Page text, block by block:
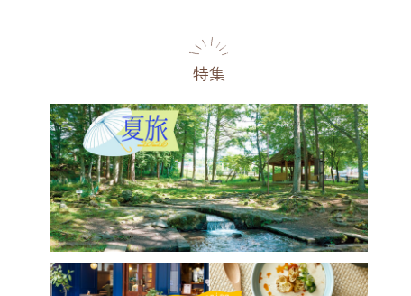
名所・旧跡 温泉・スパ その他施設 ごはん
特集